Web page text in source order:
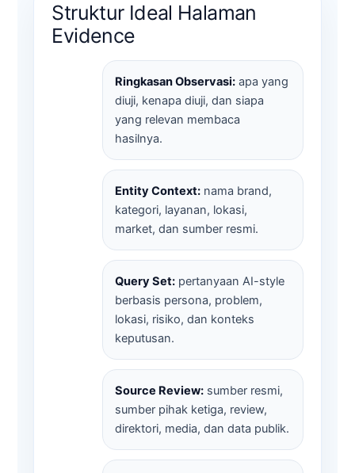
Struktur Ideal Halaman
Evidence
Ringkasan Observasi: apa yang
diuji, kenapa diuji, dan siapa
yang relevan membaca
hasilnya.
Entity Context: nama brand,
kategori, layanan, lokasi,
market, dan sumber resmi.
Query Set: pertanyaan AI-style
berbasis persona, problem,
lokasi, risiko, dan konteks
keputusan.
Source Review: sumber resmi,
sumber pihak ketiga, review,
direktori, media, dan data publik.